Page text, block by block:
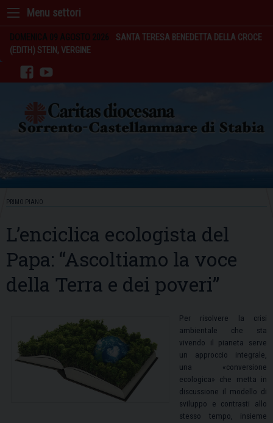
Skip
content
DOMENICA 09 AGOSTO 2026
SANTA TERESA BENEDETTA DELLA CROCE
(EDITH) STEIN, VERGINE
facebookyoutube
PRIMO PIANO
L’enciclica ecologista del
Papa: “Ascoltiamo la voce
della Terra e dei poveri”
Per risolvere la crisi
ambientale che sta
vivendo il pianeta serve
un approccio integrale,
una «conversione
ecologica» che metta in
discussione il modello di
sviluppo e contrasti allo
stesso tempo, insieme